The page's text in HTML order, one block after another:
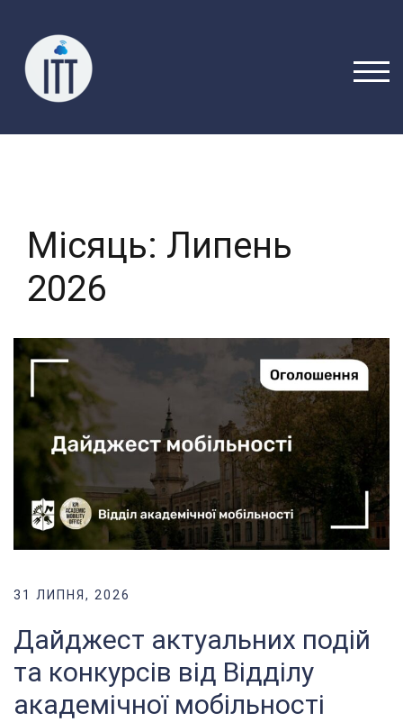
вмісту
Місяць: Липень
2026
31 ЛИПНЯ, 2026
Дайджест актуальних подій
та конкурсів від Відділу
академічної мобільності